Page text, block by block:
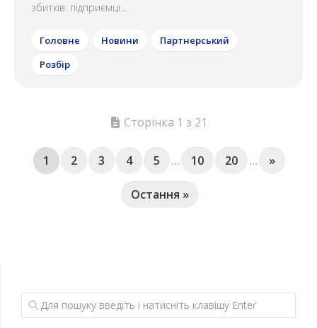
збитків: підприємці...
Головне Новини
Партнерський
Розбір
Сторінка 1 з 21
1 2 3 4 5 ... 10 20 ... »
Остання »